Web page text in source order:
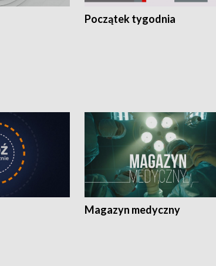
Początek tygodnia
Magazyn medyczny